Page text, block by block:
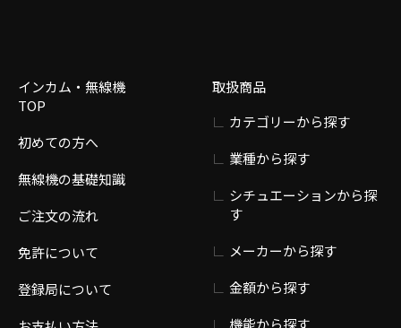
インカム・無線機
TOP
初めての方へ
無線機の基礎知識
ご注文の流れ
免許について
登録局について
取扱商品
カテゴリーから探す
業種から探す
シチュエーションから探
す
メーカーから探す
金額から探す
機能から探す